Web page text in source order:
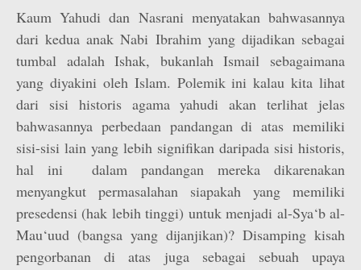
Kaum Yahudi dan Nasrani menyatakan bahwasannya
dari kedua anak Nabi Ibrahim yang dijadikan sebagai
tumbal adalah Ishak, bukanlah Ismail sebagaimana
yang diyakini oleh Islam. Polemik ini kalau kita lihat
dari sisi historis agama yahudi akan terlihat jelas
bahwasannya perbedaan pandangan di atas memiliki
sisi-sisi lain yang lebih signifikan daripada sisi historis,
hal ini dalam pandangan mereka dikarenakan
menyangkut permasalahan siapakah yang memiliki
presedensi (hak lebih tinggi) untuk menjadi al-Sya‘b al-
Mau‘uud (bangsa yang dijanjikan)? Disamping kisah
pengorbanan di atas juga sebagai sebuah upaya